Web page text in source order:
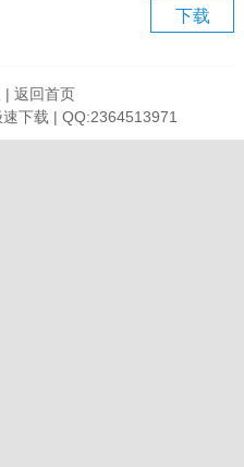
下载
| 返回首页
下载 | QQ:2364513971